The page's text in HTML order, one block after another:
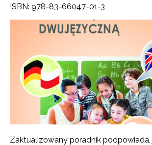
ISBN: 978-83-66047-01-3
Zaktualizowany poradnik podpowiada,